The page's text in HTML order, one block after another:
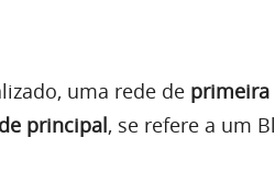
uma rede de primeira
principal, se refere a um